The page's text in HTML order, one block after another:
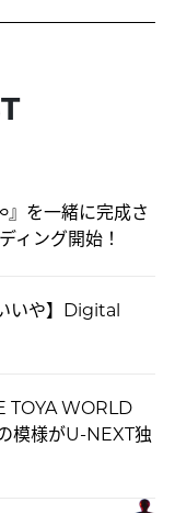
を一緒に完成さ
ィング開始！
いや】Digital
TOYA WORLD
模様がU-NEXT独